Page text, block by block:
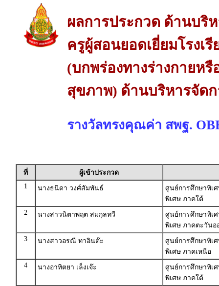
ผลการประกวด ด้านบริ
ครูผู้สอนยอดเยี่ยมโรงเ
(บกพร่องทางร่างกายห
สุขภาพ) ด้านบริหารจัดก
รางวัลทรงคุณค่า สพฐ.
ที่
ผู้เข้าประกวด
1
นางธนิดา วงศ์สัมพันธ์
ศูนย์การศึกษาพิเ
พิเศษ ภาคใต้
2
นางสาวนิตาพฤต สมกุลทวี
ศูนย์การศึกษาพิเ
พิเศษ ภาคตะวันอ
3
นางสาวอรณี ทาอินต๊ะ
ศูนย์การศึกษาพิเ
พิเศษ ภาคเหนือ
4
นางอาทิตยา เล็งเจ๊ะ
ศูนย์การศึกษาพิเ
พิเศษ ภาคใต้